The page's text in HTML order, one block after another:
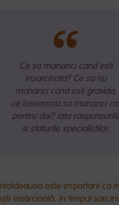
Ce sa mananci cand esti
insarcinata? Ce sa nu
mananci cand esti gravida,
ce inseamna sa mananci
pentru doi? Iata raspunsurile
si sfaturile specialistilor.
este important ca
însărcinată. În timpul